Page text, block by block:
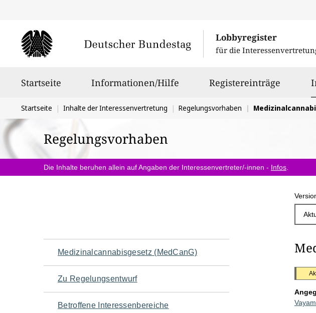
Lobbyregister
für die
Startseite Informationen/Hilfe Registereinträge
Sie
befinden
sich
hier:
Startseite Inhalte der Interessenvertretung Regelungsvorhaben
Regelungsvorhaben
Die Inhalte beruhen allein auf Angaben der Interessenvertreter/-innen - Infos
Navigation
für
den
Medizinalcannabisgesetz (MedCanG)
Zu Regelungsentwurf
Betroffene Interessenbereiche